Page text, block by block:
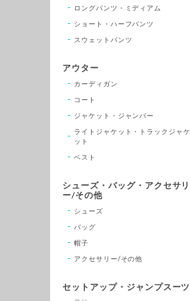
ロングパンツ・ミディアム
ショート・ハーフパンツ
スウェットパンツ
アウター
カーディガン
コート
ジャケット・ジャンパー
ライトジャケット・トラックジャケ
ット
ベスト
シューズ・バッグ・アクセサリ
ー/その他
シューズ
バッグ
帽子
アクセサリー/その他
セットアップ・ジャンプスーツ